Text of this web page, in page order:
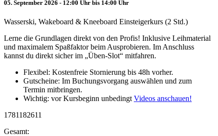
05. September 2026 - 12:00 Uhr bis 14:00 Uhr
Wasserski, Wakeboard & Kneeboard Einsteigerkurs (2 Std.)
Lerne die Grundlagen direkt von den Profis! Inklusive Leihmaterial
und maximalem Spaßfaktor beim Ausprobieren. Im Anschluss
kannst du direkt sicher im „Üben-Slot“ mitfahren.
Flexibel: Kostenfreie Stornierung bis 48h vorher.
Gutscheine: Im Buchungsvorgang auswählen und zum
Termin mitbringen.
Wichtig: vor Kursbeginn unbedingt Videos anschauen!
1781182611
Gesamt: